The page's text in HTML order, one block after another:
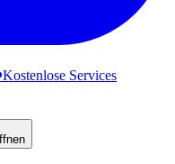
Kostenlose Services